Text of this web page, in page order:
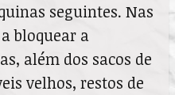
seguintes. Nas
bloquear a
além dos sacos de
velhos, restos de